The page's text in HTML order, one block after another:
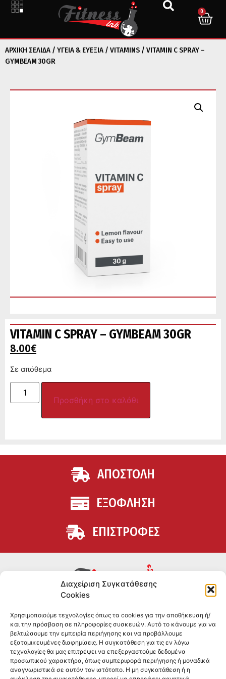
Διαχείριση Συγκατάθεσης
Cookies
Χρησιμοποιούμε τεχνολογίες όπως τα cookies για την αποθήκευση ή/
και την πρόσβαση σε πληροφορίες συσκευών. Αυτό το κάνουμε για να
βελτιώσουμε την εμπειρία περιήγησης και να προβάλλουμε
εξατομικευμένες διαφημίσεις. Η συγκατάθεση για τις εν λόγω
τεχνολογίες θα μας επιτρέψει να επεξεργαστούμε δεδομένα
προσωπικού χαρακτήρα, όπως συμπεριφορά περιήγησης ή μοναδικά
αναγνωριστικά σε αυτόν τον ιστότοπο. Η μη συγκατάθεση ή η
0
ΑΡΧΙΚΉ ΣΕΛΊΔΑ / ΥΓΕΙΑ & ΕΥΕΞΙΑ / VITAMINS / VITAMIN C SPRAY –
GYMBEAM 30GR
VITAMIN C SPRAY – GYMBEAM 30GR
8.00€
Σε απόθεμα
Προσθήκη στο καλάθι
ΑΠΟΣΤΟΛΗ
ΕΞΟΦΛΗΣΗ
ΕΠΙΣΤΡΟΦΕΣ
θέλουν να βελτιώσουν τη διατροφή και την υγεία τους.
Επώνυμα brands και εμπειρία ετών στο χώρο.
ΠΛΗΡΟΦΟΡΙΕΣ
-ΤΗΛ:2551 181428